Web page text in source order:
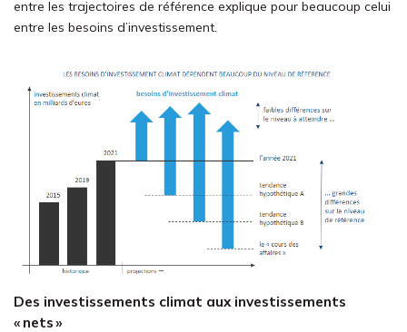
entre les trajectoires de référence explique pour beaucoup celui
entre les besoins d’investissement.
Des investissements climat aux investissements
« nets »